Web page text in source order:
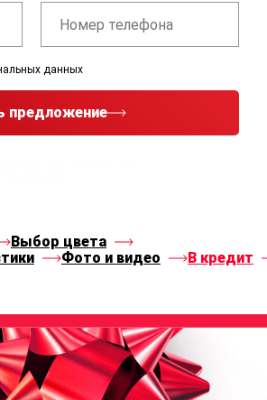
данных
предложение
Выбор цвета
Фото и видео
В кредит